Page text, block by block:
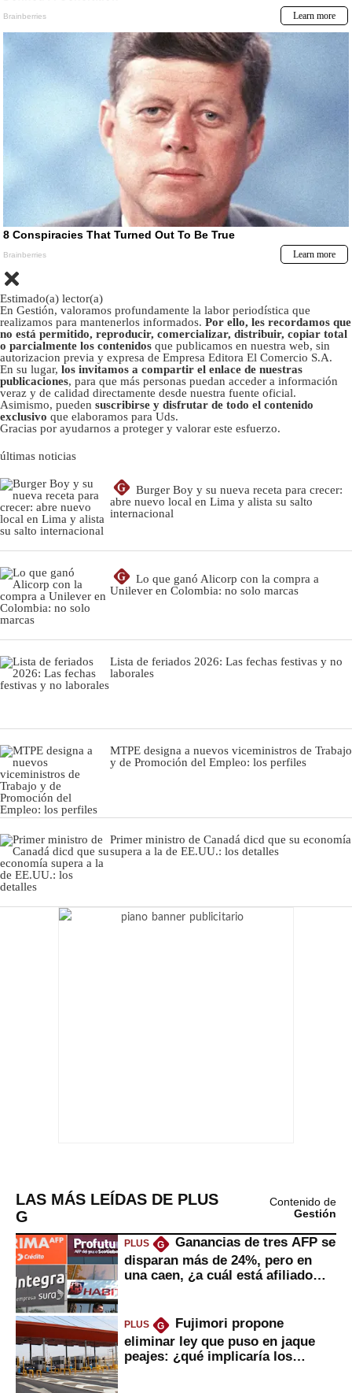
Estimado(a) lector(a)
En Gestión, valoramos profundamente la labor periodística que
realizamos para mantenerlos informados. Por ello, les recordamos que
no está permitido, reproducir, comercializar, distribuir, copiar total
o parcialmente los contenidos que publicamos en nuestra web, sin
autorizacion previa y expresa de Empresa Editora El Comercio S.A.
En su lugar, los invitamos a compartir el enlace de nuestras
publicaciones, para que más personas puedan acceder a información
veraz y de calidad directamente desde nuestra fuente oficial.
Asimismo, pueden suscribirse y disfrutar de todo el contenido
exclusivo que elaboramos para Uds.
Gracias por ayudarnos a proteger y valorar este esfuerzo.
últimas noticias
G
Burger Boy y su nueva receta para crecer:
abre nuevo local en Lima y alista su salto
internacional
G
Lo que ganó Alicorp con la compra a
Unilever en Colombia: no solo marcas
Lista de feriados 2026: Las fechas festivas y no
laborales
MTPE designa a nuevos viceministros de Trabajo
y de Promoción del Empleo: los perfiles
Primer ministro de Canadá dicd que su economía
supera a la de EE.UU.: los detalles
LAS MÁS LEÍDAS DE PLUS
G
Contenido de
Gestión
PLUS G
Ganancias de tres AFP se
disparan más de 24%, pero en
una caen, ¿a cuál está afiliado
PLUS G
Fujimori propone
eliminar ley que puso en jaque
peajes: ¿qué implicaría los